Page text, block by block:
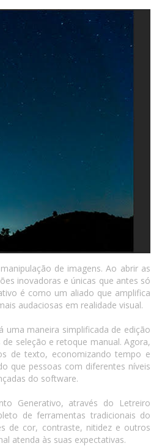
de imagens. Ao abrir as
inovadoras e únicas que antes só
é como um aliado que amplifica
audaciosas em realidade visual.
uma maneira simplificada de edição
seleção e retoque manual. Agora,
de texto, economizando tempo e
que pessoas com diferentes níveis
do software.
Generativo, através do Letreiro
de ferramentas tradicionais do
de cor, contraste, nitidez e outros
atenda às suas expectativas.